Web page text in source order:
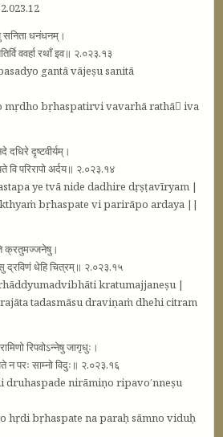
सनिता धनंधनम्।
ववर्हा रथाँ इव॥ २.०२३.१३
gantā vājeṣu sanitā
bṛhaspatirvi vavarhā rathā iva
दधिरे दृष्टवीर्यम्।
परिरापो अर्दय॥ २.०२३.१४
ye tvā nide dadhire dṛṣṭavīryam |
bṛhaspate vi parirāpo ardaya ||
क्रतुमज्जनेषु।
द्रविणं धेहि चित्रम्॥ २.०२३.१५
kratumajjaneṣu |
tadasmāsu draviṇaṁ dhehi citram
रिपवोऽन्नेषु जागृधुः।
न परः साम्नो विदुः॥ २.०२३.१६
druhaspade nirāmiṇo ripavo’nneṣu
hṛdi bṛhaspate na paraḥ sāmno viduḥ